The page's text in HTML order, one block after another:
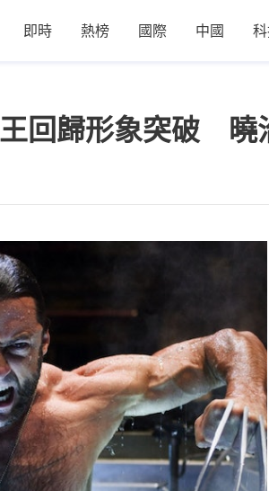
即時 熱榜 國際 中國
回歸形象突破 曉